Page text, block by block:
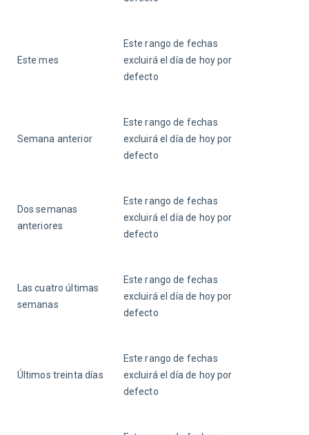
Este mes
Este rango de fechas
excluirá el día de hoy por
defecto
Semana anterior
Este rango de fechas
excluirá el día de hoy por
defecto
Dos semanas
anteriores
Este rango de fechas
excluirá el día de hoy por
defecto
Las cuatro últimas
semanas
Este rango de fechas
excluirá el día de hoy por
defecto
Últimos treinta días
Este rango de fechas
excluirá el día de hoy por
defecto